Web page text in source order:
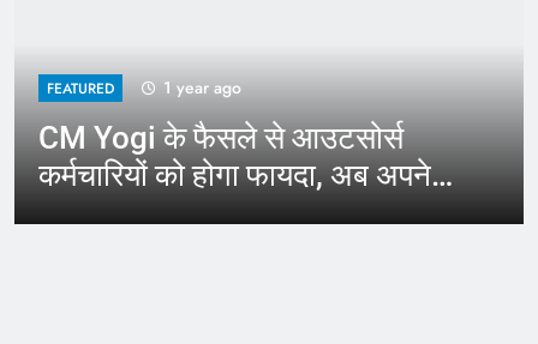
FEATURED 1 year ago
CM Yogi के फैसले से आउटसोर्स
कर्मचारियों को होगा फायदा, अब अपने
जिले में कर सकेंगे काम